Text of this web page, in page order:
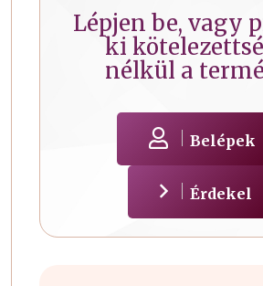
Lépjen be, vagy
ki
nélkül a
Belépek
Érdekel